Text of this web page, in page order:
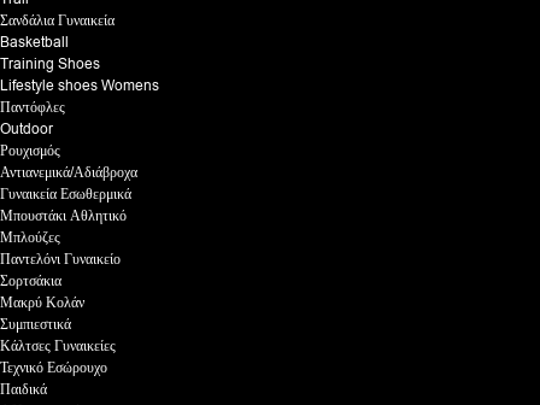
Σανδάλια Γυναικεία
Basketball
Training Shoes
Lifestyle shoes Womens
Παντόφλες
Outdoor
Ρουχισμός
Αντιανεμικά/Αδιάβροχα
Γυναικεία Εσωθερμικά
Μπουστάκι Αθλητικό
Μπλούζες
Παντελόνι Γυναικείο
Σορτσάκια
Μακρύ Κολάν
Συμπιεστικά
Κάλτσες Γυναικείες
Τεχνικό Εσώρουχο
Παιδικά